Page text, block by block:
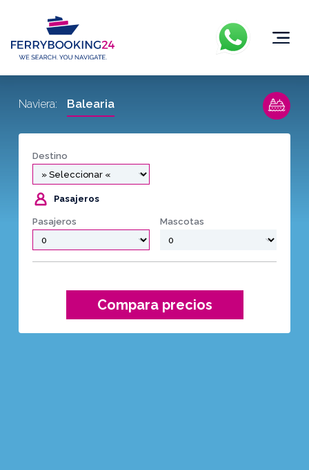
Destino
Pasajeros
Pasajeros Mascotas
Compara precios
Naviera: Balearia